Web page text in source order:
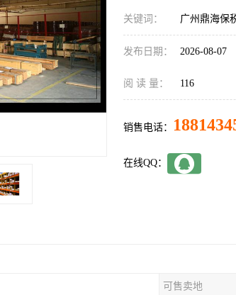
关键词： 广州鼎海保
发布日期： 2026-08-07
阅 读 量： 116
销售电话：
在线QQ：
可售卖地